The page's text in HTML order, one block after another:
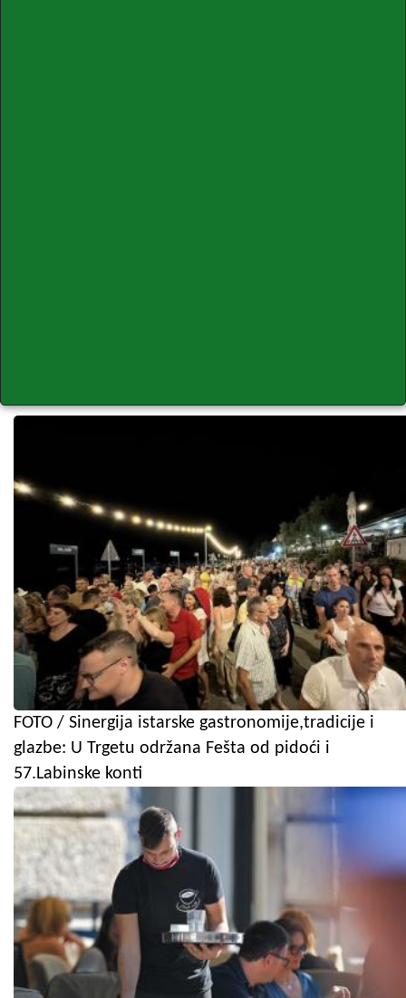
FOTO / Sinergija istarske gastronomije,tradicije i
glazbe: U Trgetu održana Fešta od pidoći i
57.Labinske konti